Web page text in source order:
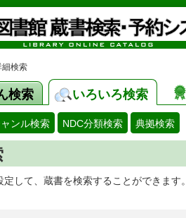
細検索
検索 いろいろ検索
ンル検索 NDC分類検索 典拠検索
して、蔵書を検索することができます。